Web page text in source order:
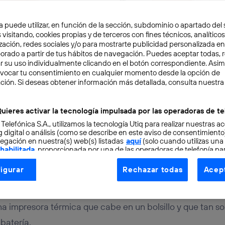
2 min
una impresora que
impresora térmica que cabe en un bolsillo y que tan
puede utilizar, en función de la sección, subdominio o apartado del
visitando, cookies propias y de terceros con fines técnicos,
redes sociales y/o para mostrarte publicidad personalizada
a partir de tus hábitos de navegación. Puedes aceptar todas,
su uso individualmente clicando en el botón correspondiente.
tu consentimiento en cualquier momento desde la opción de
Si deseas obtener información más detallada, consulta nuestra
activar la tecnología impulsada por las operadoras de
S.A., utilizamos la tecnología Utiq para realizar nuestras
digital o análisis (como se describe en este aviso de
en nuestra(s) web(s) listadas aquí(solo cuando utilizas una
, proporcionada por una de las operadoras de telefonía
consentimiento en cada página web).
Utiq está diseñada con la privacidad como prioridad
tu dirección IP y otra información de la cuenta de cliente de
la conexión que utilizas (p. ej., número de teléfono móvil).
Rechazar todas